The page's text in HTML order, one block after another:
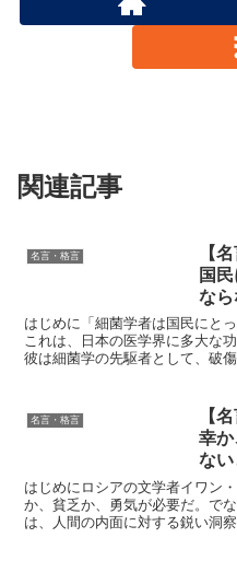
関連記事
名言・格言
【
国
な
い
はじめに「細菌学者は国民にと
これは、日本の医学界に多大な
彼は細菌学の先駆者として、破
名言・格言
【
幸
な
る
味
はじめにロシアの文学者イワン
か、貧乏か、勇気が必要だ。で
は、人間の内面に対する鋭い洞